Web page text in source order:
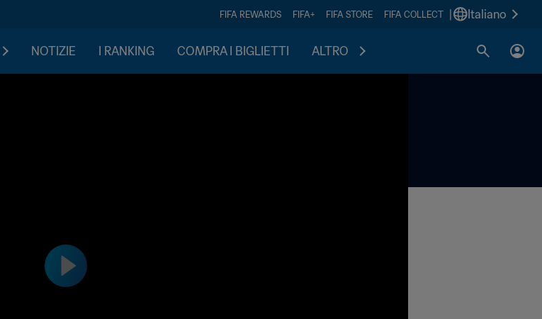
FIFA REWARDS FIFA+ FIFA STORE FIFA COLLECT Italiano
NOTIZIE I RANKING COMPRA I BIGLIETTI ALTRO